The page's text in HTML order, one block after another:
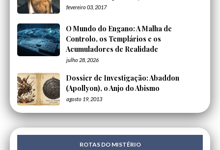
fevereiro 03, 2017
O Mundo do Engano: A Malha de
Controlo, os Templários e os
Acumuladores de Realidade
julho 28, 2026
Dossier de Investigação: Abaddon
(Apollyon), o Anjo do Abismo
agosto 19, 2013
ROTAS DO MISTÉRIO